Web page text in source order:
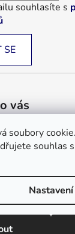
soubory
souhlas
Nastavení
: +420 733 101
souhlasíte s
SE
vás
Vytvořil